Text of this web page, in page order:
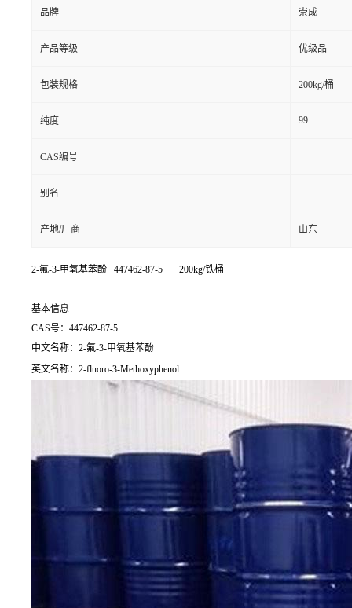
品牌 崇成
产品等级 优级品
包装规格 200kg/桶
纯度 99
CAS编号
别名
产地/厂商 山东
2-氟-3-甲氧基苯酚 447462-87-5 200kg/铁桶
基本信息
CAS号：447462-87-5
中文名称：2-氟-3-甲氧基苯酚
英文名称：2-fluoro-3-Methoxyphenol